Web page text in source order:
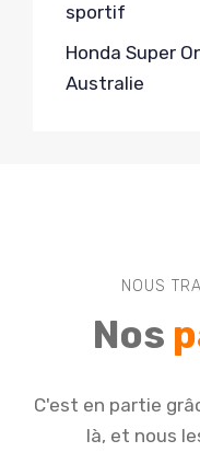
sportif
Honda Super
Australie
NOUS
Nos
C'est en partie
là, et nous